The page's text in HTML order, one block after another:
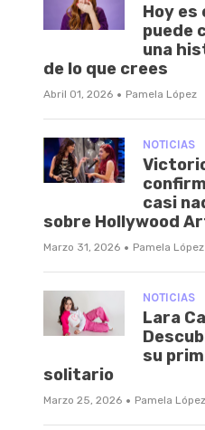
Hoy es
puede
una
de lo que crees
Abril 01, 2026 · Pamela López
NOTICIAS
casi
sobre Hollywood
Marzo 31, 2026 · Pamela López
NOTICIAS
Lara
su
solitario
Marzo 25, 2026 · Pamela López